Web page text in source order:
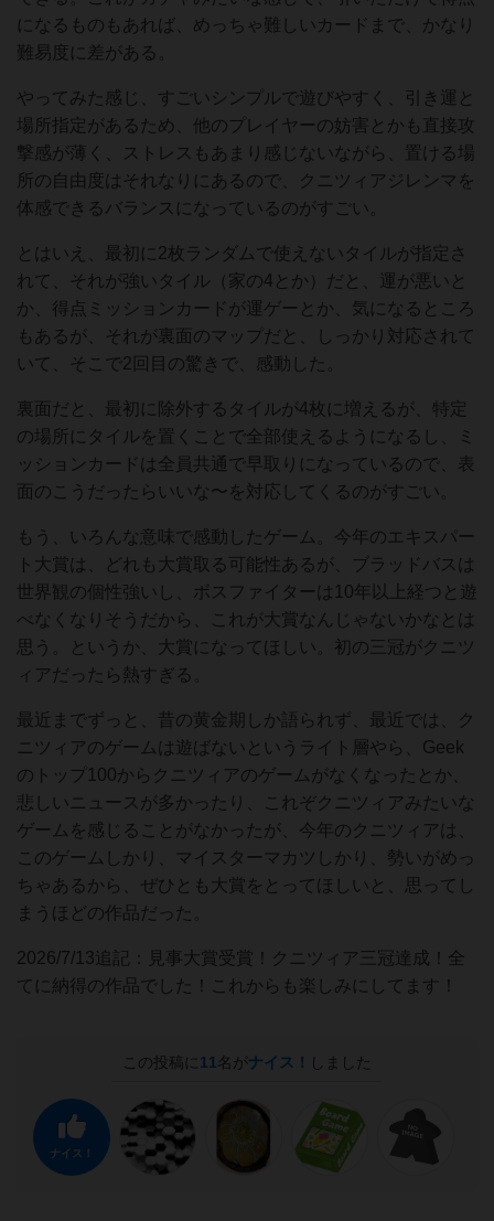
になるものもあれば、めっちゃ難しいカードまで、かなり
難易度に差がある。
やってみた感じ、すごいシンプルで遊びやすく、引き運と
場所指定があるため、他のプレイヤーの妨害とかも直接攻
撃感が薄く、ストレスもあまり感じないながら、置ける場
所の自由度はそれなりにあるので、クニツィアジレンマを
体感できるバランスになっているのがすごい。
とはいえ、最初に2枚ランダムで使えないタイルが指定さ
れて、それが強いタイル（家の4とか）だと、運が悪いと
か、得点ミッションカードが運ゲーとか、気になるところ
もあるが、それが裏面のマップだと、しっかり対応されて
いて、そこで2回目の驚きで、感動した。
裏面だと、最初に除外するタイルが4枚に増えるが、特定
の場所にタイルを置くことで全部使えるようになるし、ミ
ッションカードは全員共通で早取りになっているので、表
面のこうだったらいいな〜を対応してくるのがすごい。
もう、いろんな意味で感動したゲーム。今年のエキスパー
ト大賞は、どれも大賞取る可能性あるが、ブラッドバスは
世界観の個性強いし、ボスファイターは10年以上経つと遊
べなくなりそうだから、これが大賞なんじゃないかなとは
思う。というか、大賞になってほしい。初の三冠がクニツ
ィアだったら熱すぎる。
最近までずっと、昔の黄金期しか語られず、最近では、ク
ニツィアのゲームは遊ばないというライト層やら、Geek
のトップ100からクニツィアのゲームがなくなったとか、
悲しいニュースが多かったり、これぞクニツィアみたいな
ゲームを感じることがなかったが、今年のクニツィアは、
このゲームしかり、マイスターマカツしかり、勢いがめっ
ちゃあるから、ぜひとも大賞をとってほしいと、思ってし
まうほどの作品だった。
2026/7/13追記：見事大賞受賞！クニツィア三冠達成！全
てに納得の作品でした！これからも楽しみにしてます！
この投稿に 11 名がナイス！ しました
ナイス！